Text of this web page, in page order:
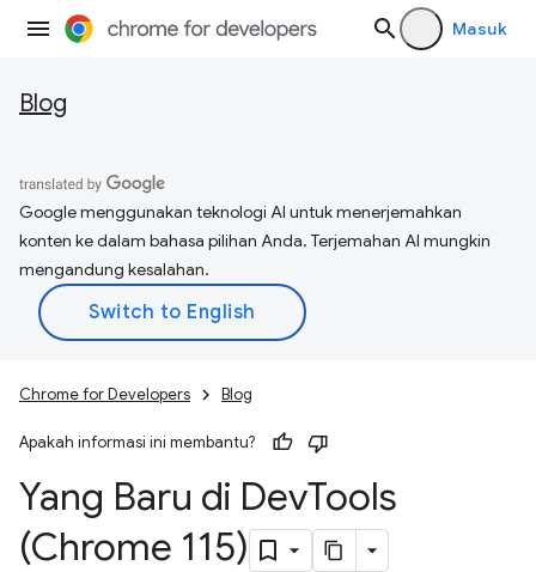
Masuk
Blog
Google menggunakan teknologi AI untuk menerjemahkan
konten ke dalam bahasa pilihan Anda. Terjemahan AI mungkin
mengandung kesalahan.
Chrome for Developers Blog
Apakah informasi ini membantu?
Yang Baru di DevTools
(Chrome 115)